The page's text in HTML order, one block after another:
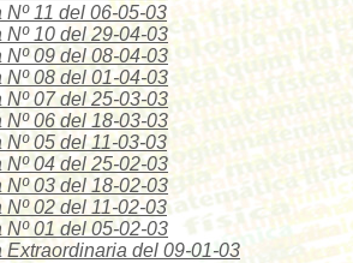
Nº11 del 06-05-03
Nº10 del 29-04-03
Nº09 del 08-04-03
Nº08 del 01-04-03
Nº07 del 25-03-03
Nº06 del 18-03-03
Nº05 del 11-03-03
Nº04 del 25-02-03
Nº03 del 18-02-03
Nº02 del 11-02-03
Nº01 del 05-02-03
Extraordinaria del 09-01-03